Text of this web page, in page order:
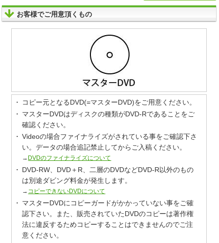
お客様でご用意頂くもの
コピー元となるDVD(=マスターDVD)をご用意ください。
マスターDVDはディスクの種類がDVD-Rであることをご
確認ください。
Videoの場合ファイナライズがされている事をご確認下さ
い。データの場合追記禁止してからご入稿ください。
→ DVDのファイナライズについて
DVD-RW、DVD＋R、二層のDVDなどDVD-R以外のもの
は別途ダビング料金が発生します。
→ コピーできないDVDについて
マスターDVDにコピーガードがかかっていない事をご確
認下さい。また、販売されていたDVDのコピーは著作権
法に違反するためコピーすることはできませんのでご注
意ください。